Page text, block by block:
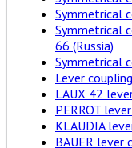
Symmetrical
Symmetrical
66 (Russia)
Symmetrical
Lever
LAUX 42
PERROT
KLAUDIA
BAUER lever